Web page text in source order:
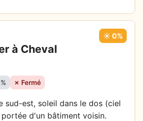
à Cheval
☀️ 0%
✗ Fermé
sud-est, soleil dans le dos (ciel
d'un bâtiment voisin.